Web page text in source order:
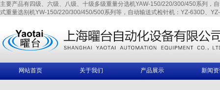
主要产品有四级、六级、八级、十级多级重量分选机YAW-150/220/300/450系列
式重量选别机YW-150/220/300/450/500系列等，自动输送式检针机：YZ-630D、
网站首页 关于我们 产品展示 新闻